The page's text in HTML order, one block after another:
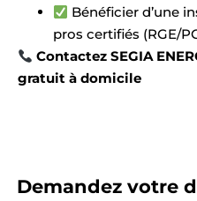
Bénéficier d’une
pros certifiés (RGE/
Contactez SEGIA
gratuit à domicile
Demandez votre